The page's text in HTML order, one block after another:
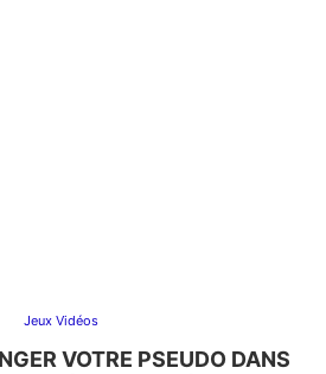
Jeux Vidéos
VOTRE PSEUDO DANS